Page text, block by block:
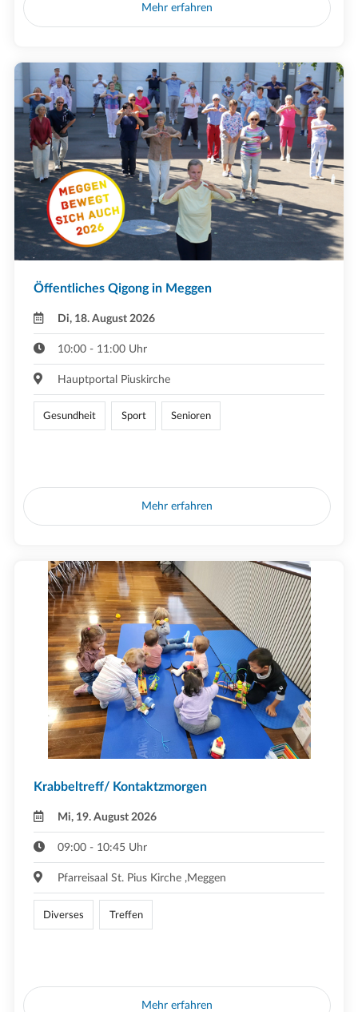
Mehr erfahren
Öffentliches Qigong in Meggen
Di, 18. August 2026
10:00 - 11:00 Uhr
Hauptportal Piuskirche
Gesundheit Sport Senioren
Mehr erfahren
Krabbeltreff/ Kontaktzmorgen
Mi, 19. August 2026
09:00 - 10:45 Uhr
Pfarreisaal St. Pius Kirche ,Meggen
Diverses Treffen
Mehr erfahren